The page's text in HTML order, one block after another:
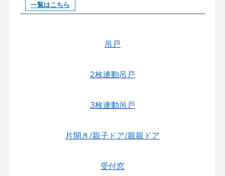
一覧はこちら
吊戸
2枚連動吊戸
3枚連動吊戸
片開き/親子ドア/親親ドア
受付窓